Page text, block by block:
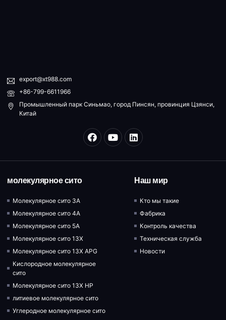
export@xt988.com
+86-799-6611966
Промышленный парк Синьмао, город Пинсян, провинция Цзянси,
Китай
молекулярное сито
Молекулярное сито 3A
Молекулярное сито 4A
Молекулярное сито 5A
Молекулярное сито 13X
Молекулярное сито 13X APG
Кислородное молекулярное
сито
Молекулярное сито 13X HP
литиевое молекулярное сито
Углеродное молекулярное сито
Наш мир
Кто мы такие
Фабрика
Контроль качества
Техническая служба
Новости